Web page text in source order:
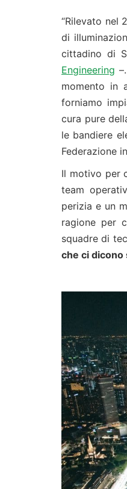
“Rilevato nel
di
cittadino di
Engineering
momento in
forniamo
cura pure
le bandiere
Federazione
Il motivo per
team
perizia e un
ragione per
squadre di
che ci dicono